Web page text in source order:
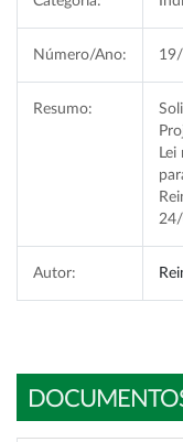
Número/Ano:
Resumo:
Autor: